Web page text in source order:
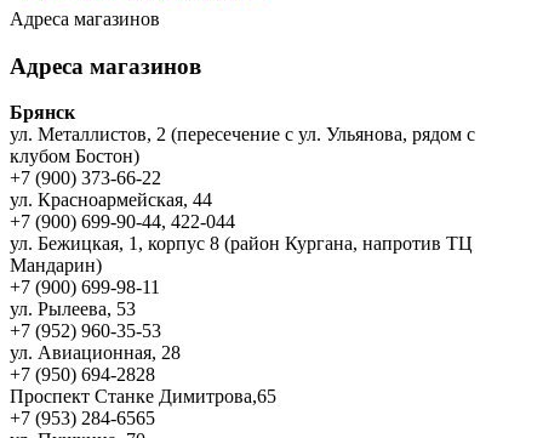
Адреса магазинов
Адреса магазинов
Брянск
ул. Металлистов, 2 (пересечение с ул. Ульянова, рядом с
клубом Бостон)
+7 (900) 373-66-22
ул. Красноармейская, 44
+7 (900) 699-90-44, 422-044
ул. Бежицкая, 1, корпус 8 (район Кургана, напротив ТЦ
Мандарин)
+7 (900) 699-98-11
ул. Рылеева, 53
+7 (952) 960-35-53
ул. Авиационная, 28
+7 (950) 694-2828
Проспект Станке Димитрова,65
+7 (953) 284-6565